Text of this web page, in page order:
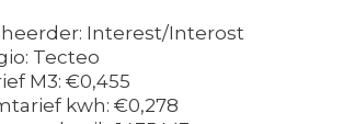
Interest/Interost
Tecteo
M3: €0,455
kwh: €0,278